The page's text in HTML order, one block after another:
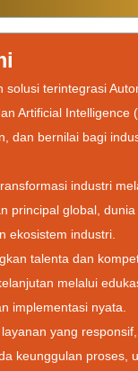
solusi terintegrasi
Artificial Intelligence
dan bernilai bagi
industri
principal global, dunia
ekosistem industri.
talenta dan
melalui
implementasi nyata.
yang
keunggulan proses,